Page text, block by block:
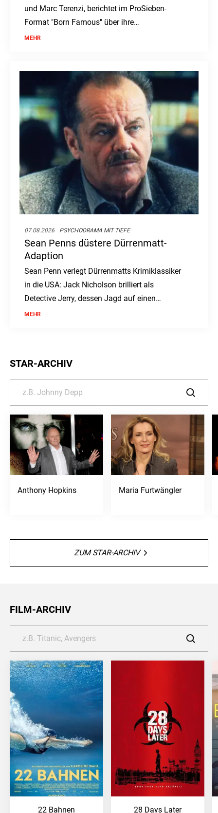
und Marc Terenzi, berichtet im ProSieben-
Format "Born Famous" über ihre
Herausforderungen in der Schule aufgrund von
MEHR
07.08.2026 PSYCHODRAMA MIT TIEFE
Sean Penns düstere Dürrenmatt-
Adaption
Sean Penn verlegt Dürrenmatts Krimiklassiker
in die USA: Jack Nicholson brilliert als
Detective Jerry, dessen Jagd auf einen
Serienmörder zur Obsession wird. Ein düsteres
MEHR
STAR-ARCHIV
Anthony Hopkins Maria Furtwängler
ZUM STAR-ARCHIV
FILM-ARCHIV
22 Bahnen 28 Days Later